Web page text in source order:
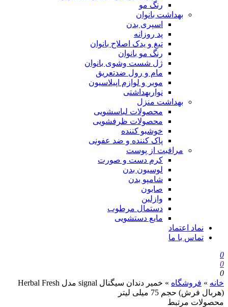
رنگ مو
بهداشت بانوان
اسپری بدن
پد روزانه
تیغ و یدک اصلاح بانوان
رنگ مو بانوان
ژل شست وشوی بانوان
مام و رول ضدتعریق
موبر و لوازم اپیلاسیون
نواربهداشتی
بهداشت منزل
محصولات لباسشویی
محصولات ظرفشویی
خوشبو کننده
پاک کننده و ضد عفونی
مراقبت از پوست
کرم دست و صورت
لوسیون بدن
شامپو بدن
صابون
وازلین
دستمال مرطوب
مایع دستشویی
نماد اعتماد
تماس با ما
0
0
0
خانه » فروشگاه »
خمیر دندان سیگنال signal مدل Herbal Fresh
(هربال فرش) حجم 75 میلی لیتر
محصولات مرتبط